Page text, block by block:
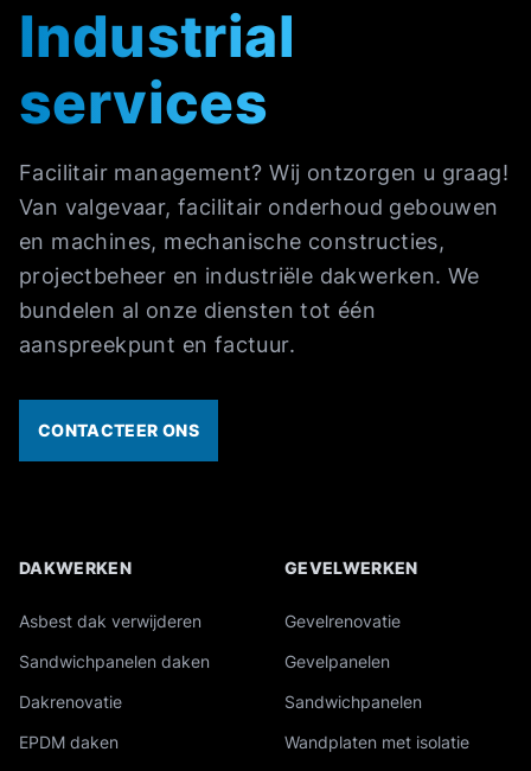
Industrial
services
Facilitair management? Wij ontzorgen u graag!
Van valgevaar, facilitair onderhoud gebouwen
en machines, mechanische constructies,
projectbeheer en industriële dakwerken. We
bundelen al onze diensten tot één
aanspreekpunt en factuur.
CONTACTEER ONS
Overzicht van onze industriële diensten
DAKWERKEN
Asbest dak verwijderen
Sandwichpanelen daken
Dakrenovatie
EPDM daken
GEVELWERKEN
Gevelrenovatie
Gevelpanelen
Sandwichpanelen
Wandplaten met isolatie